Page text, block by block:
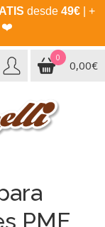
desde 49€| +
❤️
0
0,00€
PME